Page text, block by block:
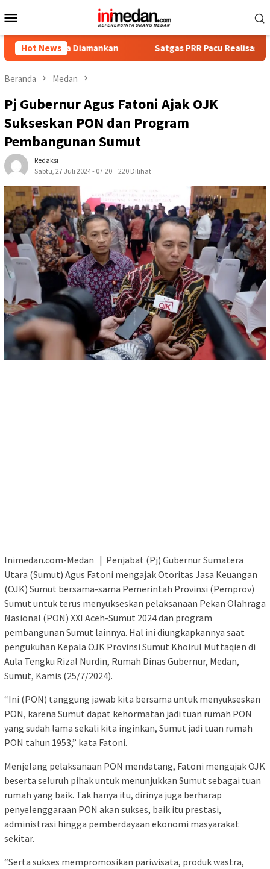
ke
Mobile
Hot News
Diamankan Satgas PRR Pacu Realisasi Tambahan
Beranda Medan
Pj Gubernur Agus Fatoni Ajak OJK
Sukseskan PON dan Program
Pembangunan Sumut
Redaksi
Sabtu, 27 Juli 2024 - 07:20
220 Dilihat
Inimedan.com-Medan | Penjabat (Pj) Gubernur Sumatera
Utara (Sumut) Agus Fatoni mengajak Otoritas Jasa Keuangan
(OJK) Sumut bersama-sama Pemerintah Provinsi (Pemprov)
Sumut untuk terus menyukseskan pelaksanaan Pekan Olahraga
Nasional (PON) XXI Aceh-Sumut 2024 dan program
pembangunan Sumut lainnya. Hal ini diungkapkannya saat
pengukuhan Kepala OJK Provinsi Sumut Khoirul Muttaqien di
Aula Tengku Rizal Nurdin, Rumah Dinas Gubernur, Medan,
Sumut, Kamis (25/7/2024).
“Ini (PON) tanggung jawab kita bersama untuk menyukseskan
PON, karena Sumut dapat kehormatan jadi tuan rumah PON
yang sudah lama sekali kita inginkan, Sumut jadi tuan rumah
PON tahun 1953,” kata Fatoni.
Menjelang pelaksanaan PON mendatang, Fatoni mengajak OJK
beserta seluruh pihak untuk menunjukkan Sumut sebagai tuan
rumah yang baik. Tak hanya itu, dirinya juga berharap
penyelenggaraan PON akan sukses, baik itu prestasi,
administrasi hingga pemberdayaan ekonomi masyarakat
sekitar.
“Serta sukses mempromosikan pariwisata, produk wastra,